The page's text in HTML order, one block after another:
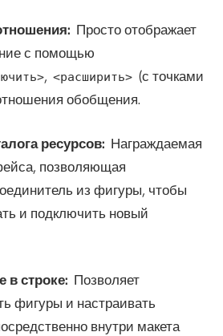
Просто отображает
с помощью
, <расширить>(с точками
обобщения.
ресурсов: Награждаемая
позволяющая
из фигуры, чтобы
и подключить новый
в строке: Позволяет
фигуры и настраивать
внутри макета